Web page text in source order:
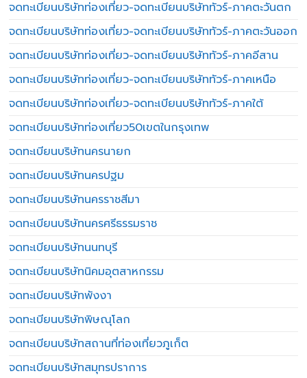
จดทะเบียนบริษัทท่องเที่ยว-จดทะเบียนบริษัททัวร์-ภาคตะวันตก
จดทะเบียนบริษัทท่องเที่ยว-จดทะเบียนบริษัททัวร์-ภาคตะวันออก
จดทะเบียนบริษัทท่องเที่ยว-จดทะเบียนบริษัททัวร์-ภาคอีสาน
จดทะเบียนบริษัทท่องเที่ยว-จดทะเบียนบริษัททัวร์-ภาคเหนือ
จดทะเบียนบริษัทท่องเที่ยว-จดทะเบียนบริษัททัวร์-ภาคใต้
จดทะเบียนบริษัทท่องเที่ยว50เขตในกรุงเทพ
จดทะเบียนบริษัทนครนายก
จดทะเบียนบริษัทนครปฐม
จดทะเบียนบริษัทนครราชสีมา
จดทะเบียนบริษัทนครศรีธรรมราช
จดทะเบียนบริษัทนนทบุรี
จดทะเบียนบริษัทนิคมอุตสาหกรรม
จดทะเบียนบริษัทพังงา
จดทะเบียนบริษัทพิษณุโลก
จดทะเบียนบริษัทสถานที่ท่องเที่ยวภูเก็ต
จดทะเบียนบริษัทสมุทรปราการ